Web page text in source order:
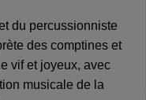
du percussionniste
des comptines et
vif et joyeux, avec
musicale de la